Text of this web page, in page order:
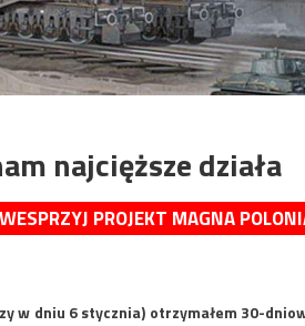
najcięższe działa
PROJEKT MAGNA
dniu 6 stycznia) otrzymałem 30-